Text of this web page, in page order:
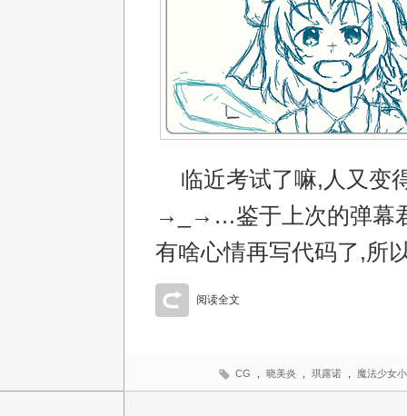
临近考试了嘛,人又变
→_→…鉴于上次的弹幕
有啥心情再写代码了,所
阅读全文
CG 晓美炎 琪露诺 魔法少女